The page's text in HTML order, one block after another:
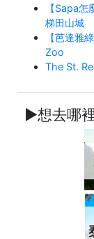
【Sapa
梯田山城
【芭達雅
Zoo
The St.
►想去哪